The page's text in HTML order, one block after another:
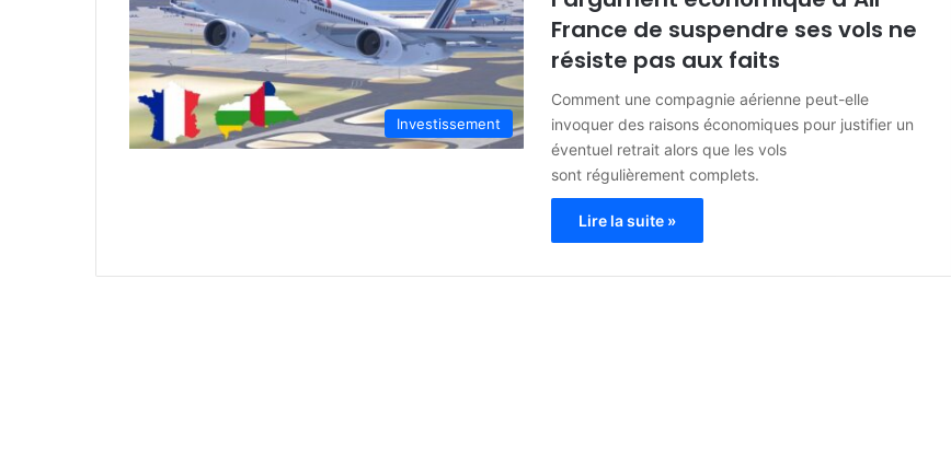
Investissement
France de suspendre ses vols ne
résiste pas aux faits
Comment une compagnie aérienne peut-elle
invoquer des raisons économiques pour justifier un
éventuel retrait alors que les vols
sont régulièrement complets.
Lire la suite »